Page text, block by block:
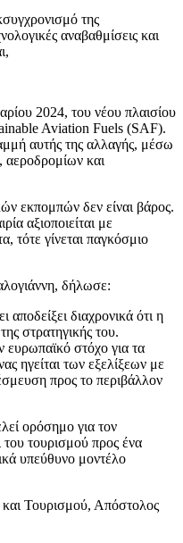
της
αναβαθμίσεις και
2024, του νέου πλαισίου
Aviation Fuels (SAF).
αυτής της αλλαγής, μέσω
αεροδρομίων και
εκπομπών δεν είναι βάρος.
αξιοποιείται με
τότε γίνεται παγκόσμιο
δήλωσε:
διαχρονικά ότι η
στρατηγικής του.
ευρωπαϊκό στόχο για τα
ηγείται των εξελίξεων με
προς το περιβάλλον
ορόσημο για τον
τουρισμού προς ένα
υπεύθυνο μοντέλο
Τουρισμού, Απόστολος